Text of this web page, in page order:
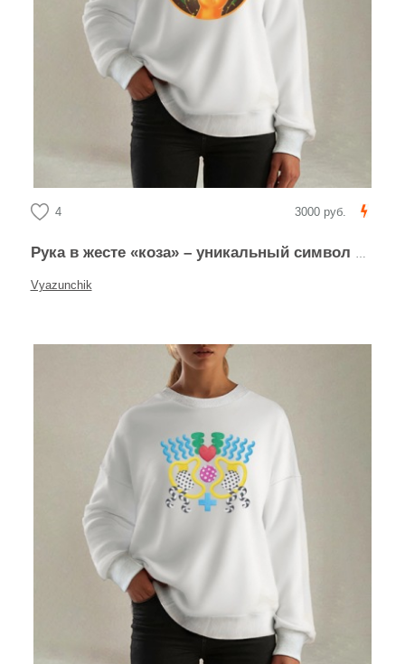
4 3000 руб.
Рука в жесте «коза» – уникальный символ жестов
Vyazunchik